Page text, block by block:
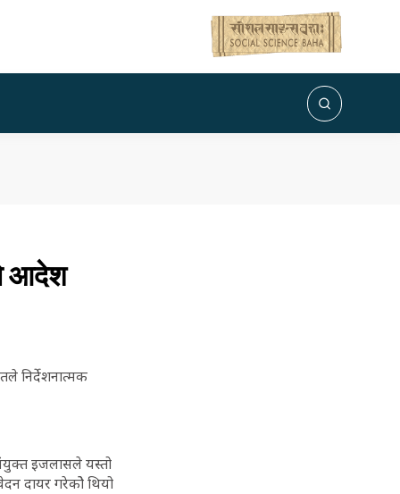
आदेश
निर्देशनात्मक
संयुक्त इजलासले यस्तो
दायर गरेकोे थियो